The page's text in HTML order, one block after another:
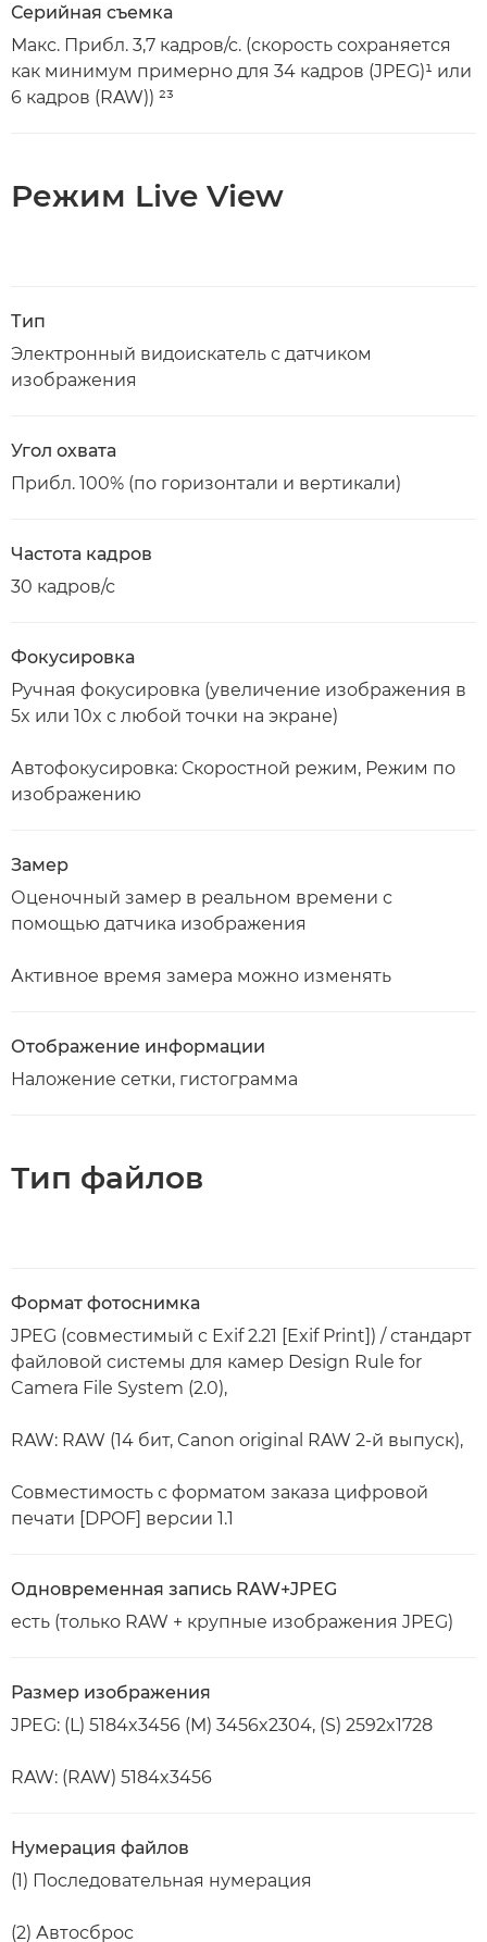
Серийная съемка
Макс. Прибл. 3,7 кадров/с. (скорость сохраняется
как минимум примерно для 34 кадров (JPEG)¹ или
6 кадров (RAW)) ²³
Режим Live View
Тип
Электронный видоискатель с датчиком
изображения
Угол охвата
Прибл. 100% (по горизонтали и вертикали)
Частота кадров
30 кадров/с
Фокусировка
Ручная фокусировка (увеличение изображения в
5x или 10x с любой точки на экране)
Автофокусировка: Скоростной режим, Режим по
изображению
Замер
Оценочный замер в реальном времени с
помощью датчика изображения
Активное время замера можно изменять
Отображение информации
Наложение сетки, гистограмма
Тип файлов
Формат фотоснимка
JPEG (совместимый с Exif 2.21 [Exif Print]) / стандарт
файловой системы для камер Design Rule for
Camera File System (2.0),
RAW: RAW (14 бит, Canon original RAW 2-й выпуск),
Совместимость с форматом заказа цифровой
печати [DPOF] версии 1.1
Одновременная запись RAW+JPEG
есть (только RAW + крупные изображения JPEG)
Размер изображения
JPEG: (L) 5184x3456 (M) 3456x2304, (S) 2592x1728
RAW: (RAW) 5184x3456
Нумерация файлов
(1) Последовательная нумерация
(2) Автосброс